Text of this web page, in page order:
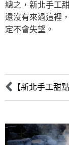
總之，新北手工
還沒有來過這裡
定不會失望。